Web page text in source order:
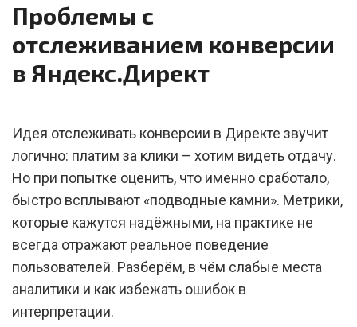
Проблемы с
отслеживанием конверсии
в Яндекс.Директ
Идея отслеживать конверсии в Директе звучит
логично: платим за клики – хотим видеть отдачу.
Но при попытке оценить, что именно сработало,
быстро всплывают «подводные камни». Метрики,
которые кажутся надёжными, на практике не
всегда отражают реальное поведение
пользователей. Разберём, в чём слабые места
аналитики и как избежать ошибок в
интерпретации.